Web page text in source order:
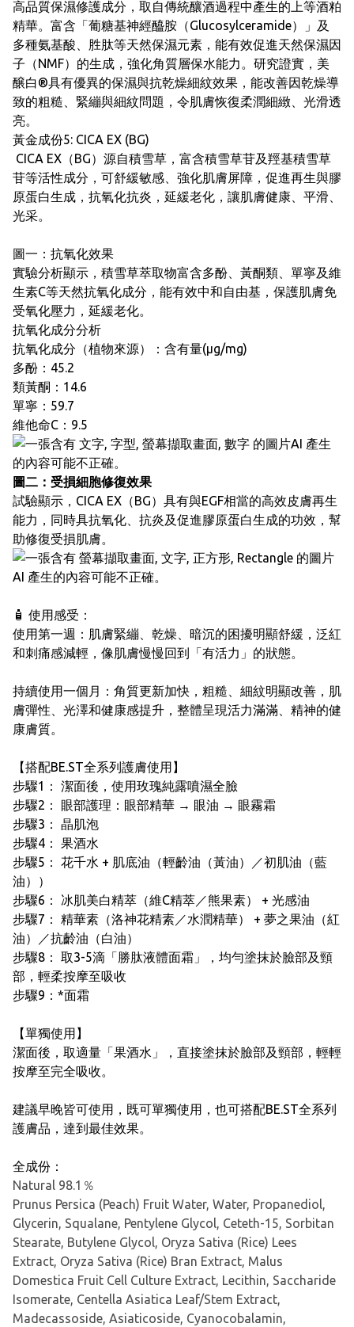
高品質保濕修護成分，取自傳統釀酒過程中產生的上等酒粕
精華。富含「葡糖基神經醯胺（Glucosylceramide）」及
多種氨基酸、胜肽等天然保濕元素，能有效促進天然保濕因
子（NMF）的生成，強化角質層保水能力。研究證實，美
醸白®具有優異的保濕與抗乾燥細紋效果，能改善因乾燥導
致的粗糙、緊繃與細紋問題，令肌膚恢復柔潤細緻、光滑透
亮。
黃金成份5: CICA EX (BG)
CICA EX（BG）源自積雪草，富含積雪草苷及羥基積雪草
苷等活性成分，可舒緩敏感、強化肌膚屏障，促進再生與膠
原蛋白生成，抗氧化抗炎，延緩老化，讓肌膚健康、平滑、
光采。
圖一：抗氧化效果
實驗分析顯示，積雪草萃取物富含多酚、黃酮類、單寧及維
生素C等天然抗氧化成分，能有效中和自由基，保護肌膚免
受氧化壓力，延緩老化。
抗氧化成分分析
抗氧化成分（植物來源）：含有量(µg/mg)
多酚：45.2
類黃酮：14.6
單寧：59.7
維他命C：9.5
圖二：受損細胞修復效果
試驗顯示，CICA EX（BG）具有與EGF相當的高效皮膚再生
能力，同時具抗氧化、抗炎及促進膠原蛋白生成的功效，幫
助修復受損肌膚。
🧴 使用感受：
使用第一週：肌膚緊繃、乾燥、暗沉的困擾明顯舒緩，泛紅
和刺痛感減輕，像肌膚慢慢回到「有活力」的狀態。
持續使用一個月：角質更新加快，粗糙、細紋明顯改善，肌
膚彈性、光澤和健康感提升，整體呈現活力滿滿、精神的健
康膚質。
【搭配BE.ST全系列護膚使用】
步驟1： 潔面後，使用玫瑰純露噴濕全臉
步驟2： 眼部護理：眼部精華 → 眼油 → 眼霧霜
步驟3： 晶肌泡
步驟4： 果酒水
步驟5： 花千水 + 肌底油（輕齡油（黃油）／初肌油（藍
油））
步驟6： 冰肌美白精萃（維C精萃／熊果素） + 光感油
步驟7： 精華素（洛神花精素／水潤精華） + 夢之果油（紅
油）／抗齡油（白油）
步驟8： 取3-5滴「勝肽液體面霜」，均勻塗抹於臉部及頸
部，輕柔按摩至吸收
步驟9：*面霜
【單獨使用】
潔面後，取適量「果酒水」，直接塗抹於臉部及頸部，輕輕
按摩至完全吸收。
建議早晚皆可使用，既可單獨使用，也可搭配BE.ST全系列
護膚品，達到最佳效果。
全成份：
Natural 98.1％
Prunus Persica (Peach) Fruit Water, Water, Propanediol,
Glycerin, Squalane, Pentylene Glycol, Ceteth-15, Sorbitan
Stearate, Butylene Glycol, Oryza Sativa (Rice) Lees
Extract, Oryza Sativa (Rice) Bran Extract, Malus
Domestica Fruit Cell Culture Extract, Lecithin, Saccharide
Isomerate, Centella Asiatica Leaf/Stem Extract,
Madecassoside, Asiaticoside, Cyanocobalamin,